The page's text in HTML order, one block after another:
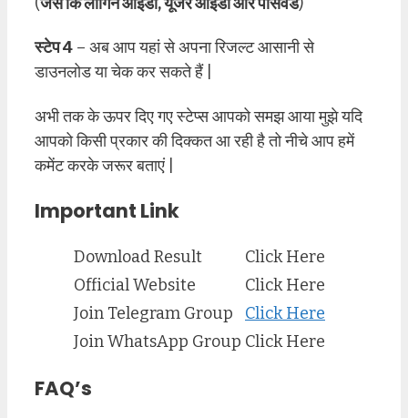
स्टेप 4 – अब आप यहां से अपना रिजल्ट आसानी से
डाउनलोड या चेक कर सकते हैं |
अभी तक के ऊपर दिए गए स्टेप्स आपको समझ आया मुझे यदि
आपको किसी प्रकार की दिक्कत आ रही है तो नीचे आप हमें
कमेंट करके जरूर बताएं |
Important Link
Download Result
Click Here
Official Website
Click Here
Join Telegram Group
Click Here
Join WhatsApp Group Click Here
FAQ’s